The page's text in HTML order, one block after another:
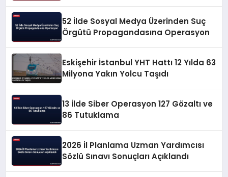
52 İlde Sosyal Medya Üzerinden Suç
Örgütü Propagandasına Operasyon
Eskişehir İstanbul YHT Hattı 12 Yılda 63
Milyona Yakın Yolcu Taşıdı
13 İlde Siber Operasyon 127 Gözaltı ve
86 Tutuklama
2026 İl Planlama Uzman Yardımcısı
Sözlü Sınavı Sonuçları Açıklandı